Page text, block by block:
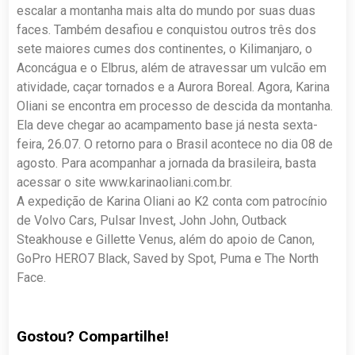
escalar a montanha mais alta do mundo por suas duas
faces. Também desafiou e conquistou outros três dos
sete maiores cumes dos continentes, o Kilimanjaro, o
Aconcágua e o Elbrus, além de atravessar um vulcão em
atividade, caçar tornados e a Aurora Boreal. Agora, Karina
Oliani se encontra em processo de descida da montanha.
Ela deve chegar ao acampamento base já nesta sexta-
feira, 26.07. O retorno para o Brasil acontece no dia 08 de
agosto. Para acompanhar a jornada da brasileira, basta
acessar o site www.karinaoliani.com.br.
A expedição de Karina Oliani ao K2 conta com patrocínio
de Volvo Cars, Pulsar Invest, John John, Outback
Steakhouse e Gillette Venus, além do apoio de Canon,
GoPro HERO7 Black, Saved by Spot, Puma e The North
Face.
Gostou? Compartilhe!